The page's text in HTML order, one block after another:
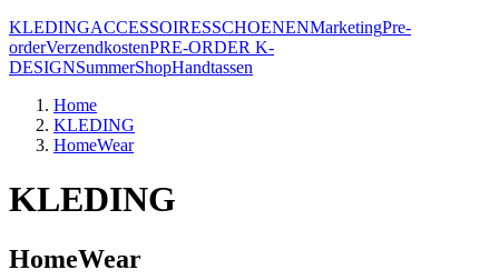
KLEDINGACCESSOIRESSCHOENENMarketingPre-
orderVerzendkostenPRE-ORDER K-
DESIGNSummerShopHandtassen
Home
KLEDING
HomeWear
KLEDING
HomeWear